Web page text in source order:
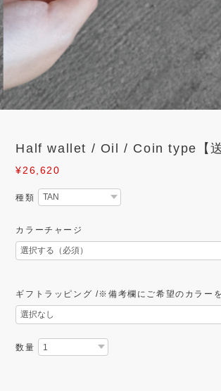
Half wallet / Oil / Coin type【送
¥26,620
種類
カラーチャージ
ギフトラッピング /※備考欄にご希望のカラー
数量